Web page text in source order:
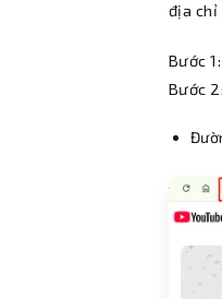
địa chỉ
Bước
Bước